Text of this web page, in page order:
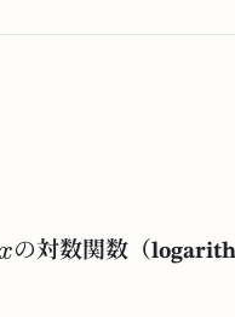
の対数関数（